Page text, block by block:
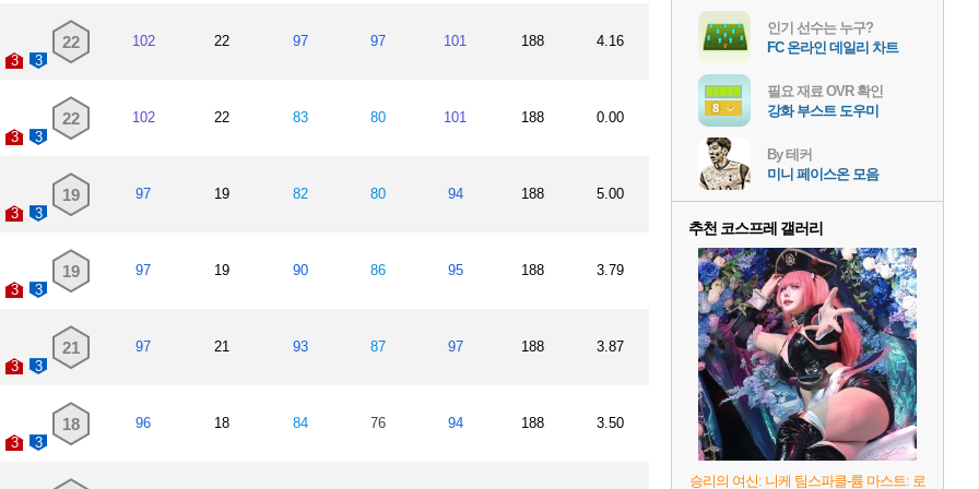
3 3
22 102 22 97 97 101 188 4.16
3 3
22 102 22 83 80 101 188 0.00
3 3
19 97 19 82 80 94 188 5.00
3 3
19 97 19 90 86 95 188 3.79
3 3
21 97 21 93 87 97 188 3.87
3 3
18 96 18 84 76 94 188 3.50
인기 선수는 누구?
FC 온라인 데일리 차트
필요 재료 OVR 확인
강화 부스트 도우미
By 테커
미니 페이스온 모음
추천 코스프레 갤러리
승리의 여신: 니케 팀스파클-륨 마스트: 로